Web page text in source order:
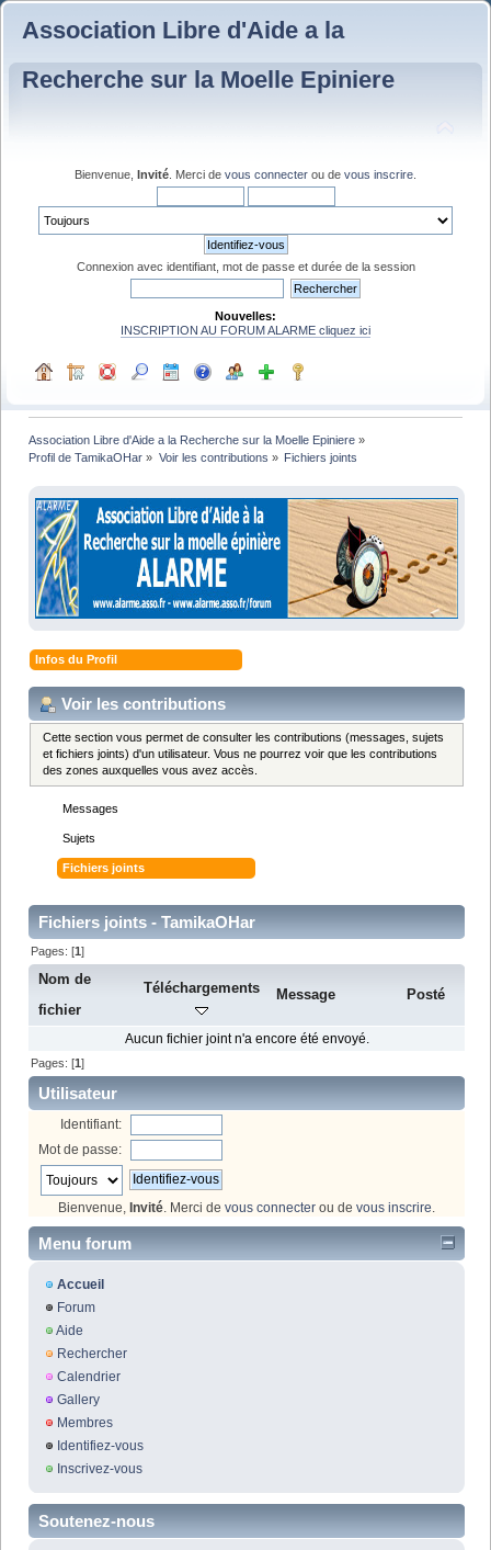
Association Libre d'Aide a la
Recherche sur la Moelle Epiniere
Bienvenue, Invité . Merci de vous connecter ou de vous inscrire
Connexion avec identifiant, mot de passe et durée de la session
Nouvelles:
INSCRIPTION AU FORUM ALARME cliquez ici
Association Libre d'Aide a la Recherche sur la Moelle Epiniere »
Profil de TamikaOHar » Voir les contributions » Fichiers joints
Infos du Profil
Voir les contributions
Cette section vous permet de consulter les contributions (messages, sujets
et fichiers joints) d'un utilisateur. Vous ne pourrez voir que les contributions
des zones auxquelles vous avez accès.
Messages
Sujets
Fichiers joints
Fichiers joints - TamikaOHar
Pages: [1]
Nom de
fichier
Téléchargements Message Posté
Aucun fichier joint n'a encore été envoyé.
Pages: [1]
Utilisateur
Identifiant:
Mot de passe:
Bienvenue, Invité. Merci de vous connecter ou de vous inscrire.
Menu forum
Accueil
Forum
Aide
Rechercher
Calendrier
Gallery
Membres
Identifiez-vous
Inscrivez-vous
Soutenez-nous